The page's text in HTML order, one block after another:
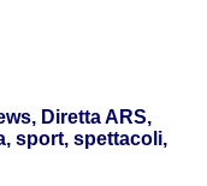
Diretta ARS,
sport, spettacoli,